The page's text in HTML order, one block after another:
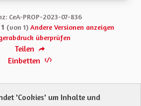
CeA-PROP-2023-07-836
(von 1) Andere Versionen anzeigen
überprüfen
Teilen
Einbetten
'Cookies' um Inhalte und